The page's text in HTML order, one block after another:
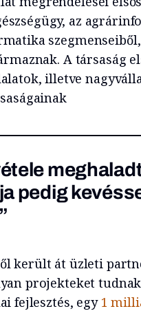
az
A társaság
illetve
pedig
került át üzleti
projekteket
fejlesztés, egy 1